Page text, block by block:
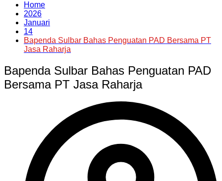
Home
2026
Januari
14
Bapenda Sulbar Bahas Penguatan PAD Bersama PT
Jasa Raharja
Bapenda Sulbar Bahas Penguatan PAD
Bersama PT Jasa Raharja